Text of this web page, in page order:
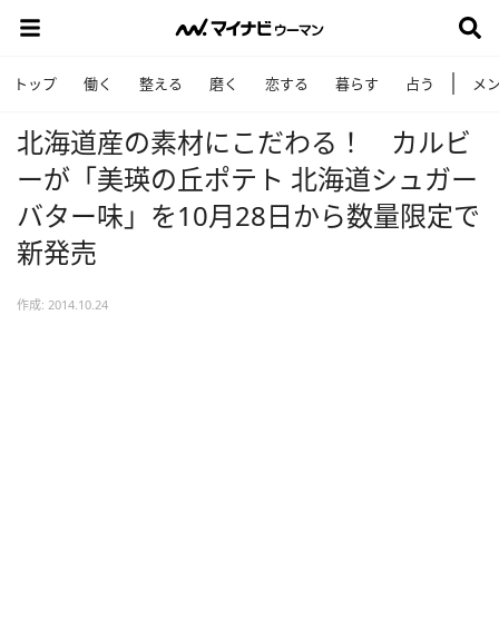
トップ 働く 整える 磨く 恋する 暮らす 占う メ
北海道産の素材にこだわる！ カルビ
ーが「美瑛の丘ポテト 北海道シュガー
バター味」を10月28日から数量限定で
新発売
作成: 2014.10.24